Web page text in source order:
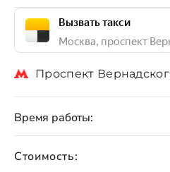
Стоимость:
Время работы:
Вызвать такси
Москва, проспект
Проспект